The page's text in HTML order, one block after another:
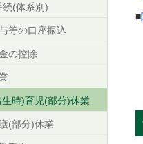
■
続(体系別)
等の口座振込
の控除
生時)育児(部分)休業
(部分)休業